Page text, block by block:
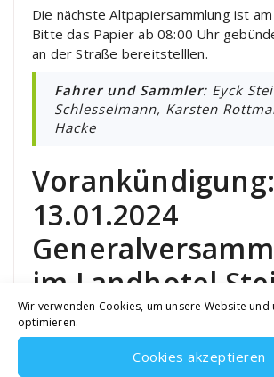
Wir verwenden Cookies, um unsere Website und
optimieren.
Cookies akzeptieren
Die nächste Altpapiersammlung ist
Bitte das Papier ab 08:00 Uhr
an der Straße bereitstelllen.
Fahrer und Sammler: Eyck
Schlesselmann, Karsten
Hacke
Vorankündigung:
13.01.2024
im Landhotel
Wir freuen uns auf eine interessante
und die Einladung versenden wir im